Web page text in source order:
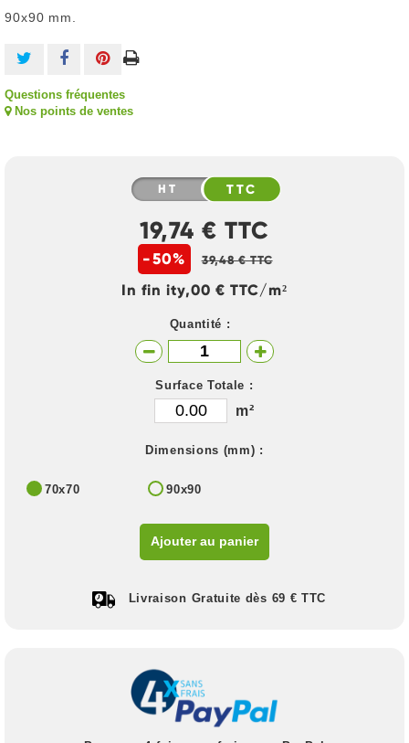
90x90 mm.
Questions fréquentes
Nos points de ventes
HT TTC
19,74 € TTC
-50% 39,48 € TTC
In fin ity,00 € TTC/m²
Quantité :
Surface Totale :
m²
Dimensions (mm) :
70x70 90x90
Ajouter au panier
Livraison Gratuite dès 69 € TTC